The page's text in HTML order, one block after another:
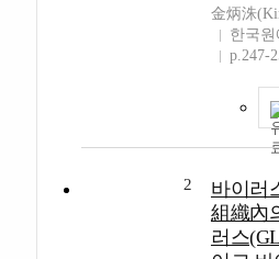
金炳洙
한국
p.247-
2
바이러
組織內
러스